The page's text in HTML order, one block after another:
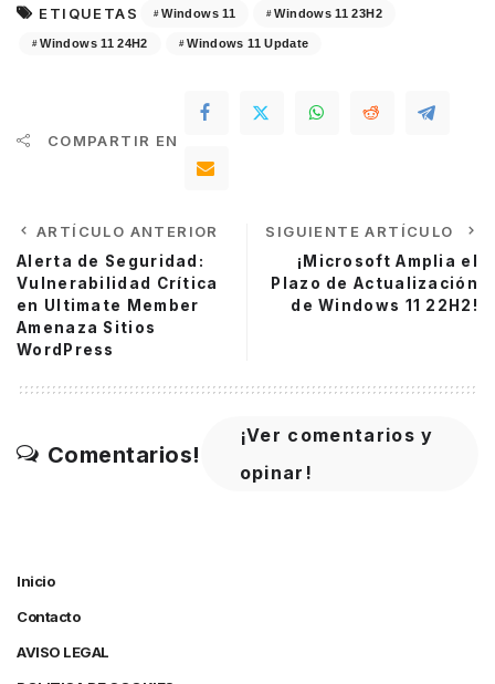
ETIQUETAS Windows 11 Windows 11 23H2
Windows 11 24H2 Windows 11 Update
COMPARTIR EN
ARTÍCULO ANTERIOR
Alerta de Seguridad:
Vulnerabilidad Crítica
en Ultimate Member
Amenaza Sitios
WordPress
SIGUIENTE ARTÍCULO
¡Microsoft Amplia el
Plazo de Actualización
de Windows 11 22H2!
Comentarios!
¡Ver comentarios y
opinar!
Inicio
Contacto
AVISO LEGAL